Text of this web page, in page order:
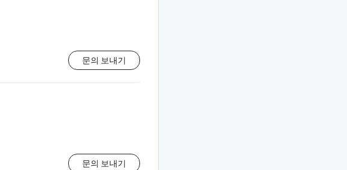
문의 보내기
문의 보내기